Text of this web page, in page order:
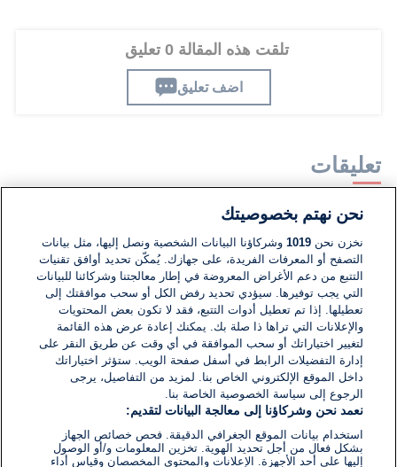
تلقت هذه المقالة 0 تعليق
اضف تعليق
تعليقات
لا توجد تعليقات مكتوبة حتى الآن. كن الأول!
اكتب تعليقًا جديدًا ...
نحن نهتم بخصوصيتك
نخزن نحن1019 وشركاؤنا البيانات الشخصية ونصل إليها، مثل بيانات
التصفح أو المعرفات الفريدة، على جهازك. يُمكّن تحديد أوافق تقنيات
التتبع من دعم الأغراض المعروضة في إطار معالجتنا وشركائنا للبيانات
التي يجب توفيرها. سيؤدي تحديد رفض الكل أو سحب موافقتك إلى
تعطيلها. إذا تم تعطيل أدوات التتبع، فقد لا تكون بعض المحتويات
والإعلانات التي تراها ذا صلة بك. يمكنك إعادة عرض هذه القائمة
لتغيير اختياراتك أو سحب الموافقة في أي وقت عن طريق النقر على
إدارة التفضيلات الرابط في أسفل صفحة الويب. ستؤثر اختياراتك
داخل الموقع الإلكتروني الخاص بنا. لمزيد من التفاصيل، يرجى
الرجوع إلى سياسة الخصوصية الخاصة بنا.
نعمد نحن وشركاؤنا إلى معالجة البيانات لتقديم:
استخدام بيانات الموقع الجغرافي الدقيقة. فحص خصائص الجهاز
بشكل فعال من أجل تحديد الهوية. تخزين المعلومات و/أو الوصول
إليها على أحد الأجهزة. الإعلانات والمحتوى المخصصان وقياس أداء